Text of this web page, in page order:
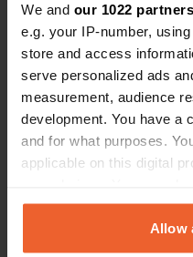
We and our 1022 partners
e.g. your IP-number,
store and access
serve personalized ads
measurement, audience
development. You have a
and for what purposes.
applicable on this digital
any time from the Cookie
the Privacy trigger icon.
Allow
Contact
Strada delle
53042, Chianciano